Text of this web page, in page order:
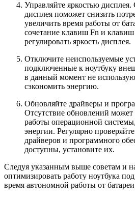
Управляйте яркостью
дисплея поможет снизить
увеличить время работы от
сочетание клавиш Fn и
регулировать яркость дисплея.
Отключите неиспользуемые
подключенные к ноутбуку
в данный момент не
сэкономить энергию.
Обновляйте драйверы и
Отсутствие обновлений может
работы операционной
энергии. Регулярно
драйверов и программного
доступны, установите их.
Следуя указанным выше советам и
оптимизировать работу ноутбука
время автономной работы от